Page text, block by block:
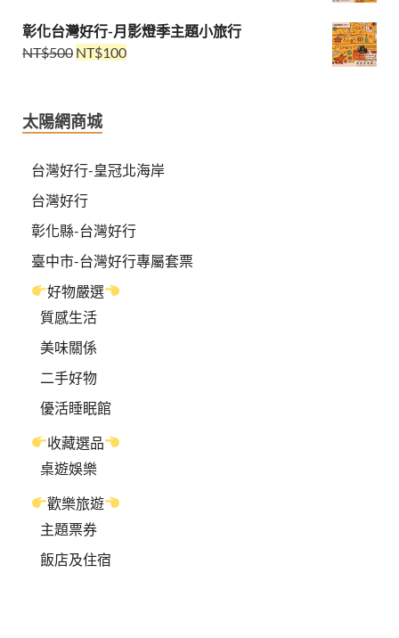
彰化台灣好行-月影燈季主題小旅行
NT$500 NT$100
太陽網商城
台灣好行-皇冠北海岸
台灣好行
彰化縣-台灣好行
臺中市-台灣好行專屬套票
好物嚴選
質感生活
美味關係
二手好物
優活睡眠館
收藏選品
桌遊娛樂
歡樂旅遊
主題票券
飯店及住宿